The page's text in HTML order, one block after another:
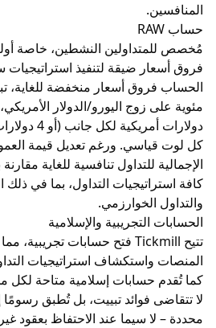
النشطين، خاصة أولئك الذين
ضيقة لتنفيذ استراتيجيات سريعة أو
دولارات أمريكية لكل جانب (أو 4
ورغم تعديل قيمة العمولة مؤخرًا، لا
للتداول تنافسية للغاية مقارنة بالسوق.
التداول، بما في ذلك التداول
والإسلامية
حسابات تجريبية، مما يُوفّر بيئة
استراتيجيات التداول دون
حسابات إسلاميةمتاحة لكل من نوعي
فوائد تبييت، بل تُطبق رسومًا إدارية
سيما عند الاحتفاظ بعقود غير تقليدية